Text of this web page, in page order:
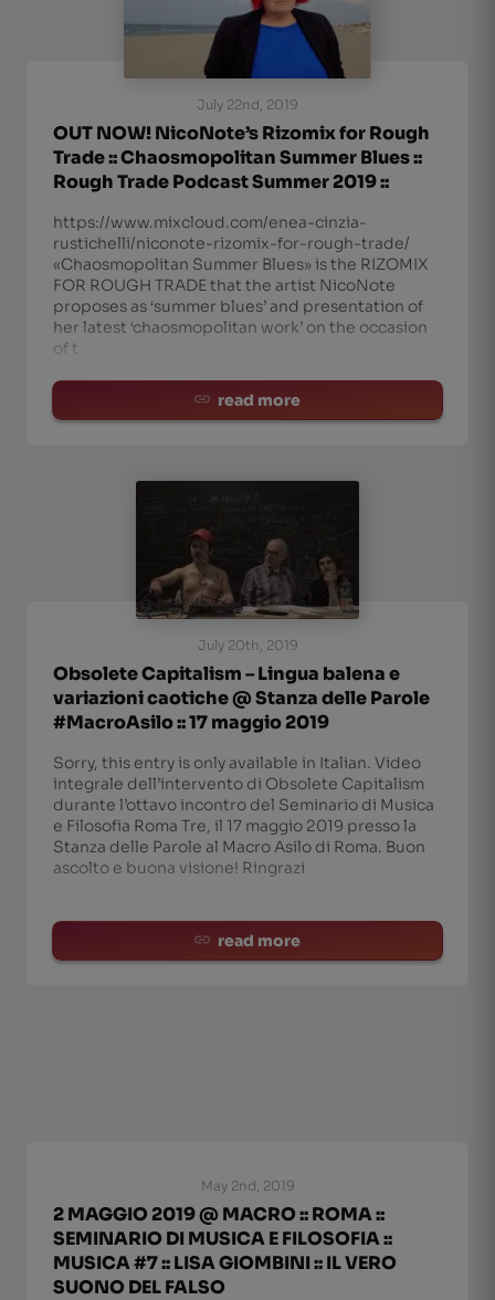
July 22nd, 2019
OUT NOW! NicoNote’s Rizomix for Rough
Trade :: Chaosmopolitan Summer Blues ::
Rough Trade Podcast Summer 2019 ::
https://www.mixcloud.com/enea-cinzia-
rustichelli/niconote-rizomix-for-rough-trade/
«Chaosmopolitan Summer Blues» is the RIZOMIX
FOR ROUGH TRADE that the artist NicoNote
proposes as ‘summer blues’ and presentation of
her latest ‘chaosmopolitan work’ on the occasion
of t
read more
July 20th, 2019
Obsolete Capitalism – Lingua balena e
variazioni caotiche @ Stanza delle Parole
#MacroAsilo :: 17 maggio 2019
Sorry, this entry is only available in Italian. Video
integrale dell’intervento di Obsolete Capitalism
durante l’ottavo incontro del Seminario di Musica
e Filosofia Roma Tre, il 17 maggio 2019 presso la
Stanza delle Parole al Macro Asilo di Roma. Buon
ascolto e buona visione! Ringrazi
read more
May 2nd, 2019
2 MAGGIO 2019 @ MACRO :: ROMA ::
SEMINARIO DI MUSICA E FILOSOFIA ::
MUSICA #7 :: LISA GIOMBINI :: IL VERO
SUONO DEL FALSO